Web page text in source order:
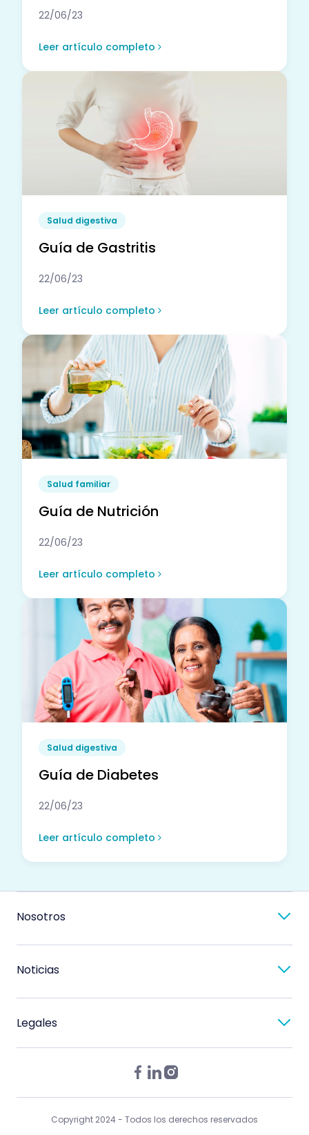
22/06/23
Leer artículo completo
Salud digestiva
Guía de Gastritis
22/06/23
Leer artículo completo
Salud familiar
Guía de Nutrición
22/06/23
Leer artículo completo
Salud digestiva
Guía de Diabetes
22/06/23
Leer artículo completo
Nosotros
Noticias
Legales
Copyright 2024 - Todos los derechos reservados